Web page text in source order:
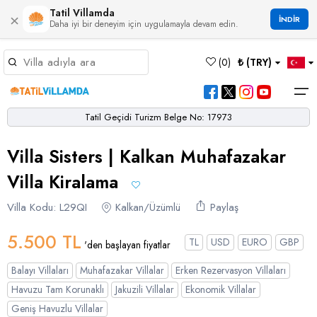
× Tatil Villamda
Daha iyi bir deneyim için uygulamayla devam edin. İNDİR
(0) ₺ (TRY)
Hakkımızda
Bölgeler
Bölgeler
Turgutreis
Alaçatı
Germiyan
Dalaman
Dalyan
Çalış
Çamköy
Çatalarık
Çiftlik
Eldirek
Bornova
Akbel
Bezirgan
Çavdır
Çayköy
Hacıoğlan
Ağullu
Bayındır
Çukurbağ
Gökçeören
Gökseki
Çamlı
Selimiye
Boğaziçi
Eşen
Karadere
Yakabağ
Villa Seçeneklerimiz
Villa Seçeneklerimiz
Çift Jakuzili Villalar
Çocuk Havuzlu Villalar
Çocuk Oyun Alanı Olan Villalar
Blog
Tatil Geçidi Turizm Belge No: 17973
Villa Sisters | Kalkan Muhafazakar
Villa Kiralama
Villa Kodu: L29QI Kalkan/Üzümlü Paylaş
5.500 TL 'den başlayan fiyatlar TL USD EURO
GBP
Balayı Villaları
Muhafazakar Villalar
Erken Rezervasyon Villaları
Havuzu Tam Korunaklı
Jakuzili Villalar
Ekonomik Villalar
Geniş Havuzlu Villalar
Dil Seçiniz
Türkçe English
German Italian Russian
Kur Seçiniz
Türk Lirası
TRY- TL
EURO Dolar
Sterlin
Favorilerim
Müsaitlik Takvimi
Müsaitlik Takvimi >